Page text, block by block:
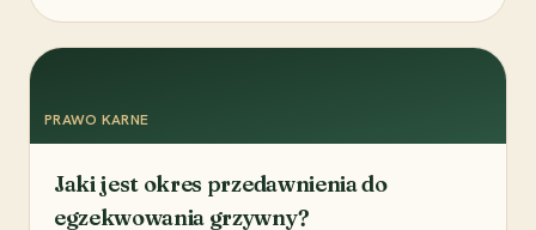
PRAWO KARNE
Jaki jest okres przedawnienia do
egzekwowania grzywny?